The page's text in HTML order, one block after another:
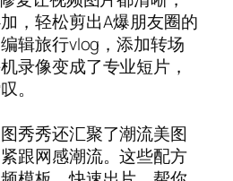
，轻松剪出A爆朋友圈的
辑旅行vlog，添加转场
录像变成了专业短片，
。
秀秀还汇聚了潮流美图
跟网感潮流。这些配方